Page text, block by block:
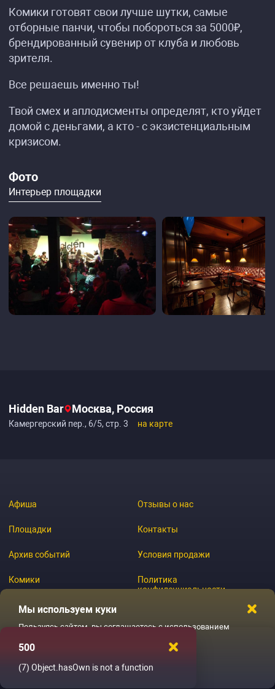
Комики готовят свои лучше шутки, самые
отборные панчи, чтобы побороться за 5000₽,
брендированный сувенир от клуба и любовь
зрителя.
Все решаешь именно ты!
Твой смех и аплодисменты определят, кто уйдет
домой с деньгами, а кто - с экзистенциальным
кризисом.
Фото
Интерьер площадки
Hidden Bar Москва, Россия
Камергерский пер., 6/5, стр. 3 на карте
Афиша
Площадки
Архив событий
Комики
Журнал
Отзывы о нас
Контакты
Условия продажи
Политика
конфиденциальности
Мы используем куки
Пользуясь сайтом, вы соглашаетесь с использованием
Ладненько
500
(7) Object.hasOwn is not a function